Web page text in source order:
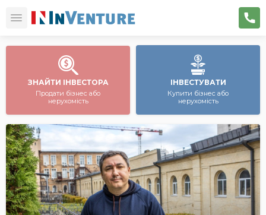
ЗНАЙТИ ІНВЕСТОРА
Продати бізнес або
нерухомість
ІНВЕСТУВАТИ
Купити бізнес або
нерухомість